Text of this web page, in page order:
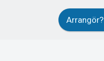
Arrangör?